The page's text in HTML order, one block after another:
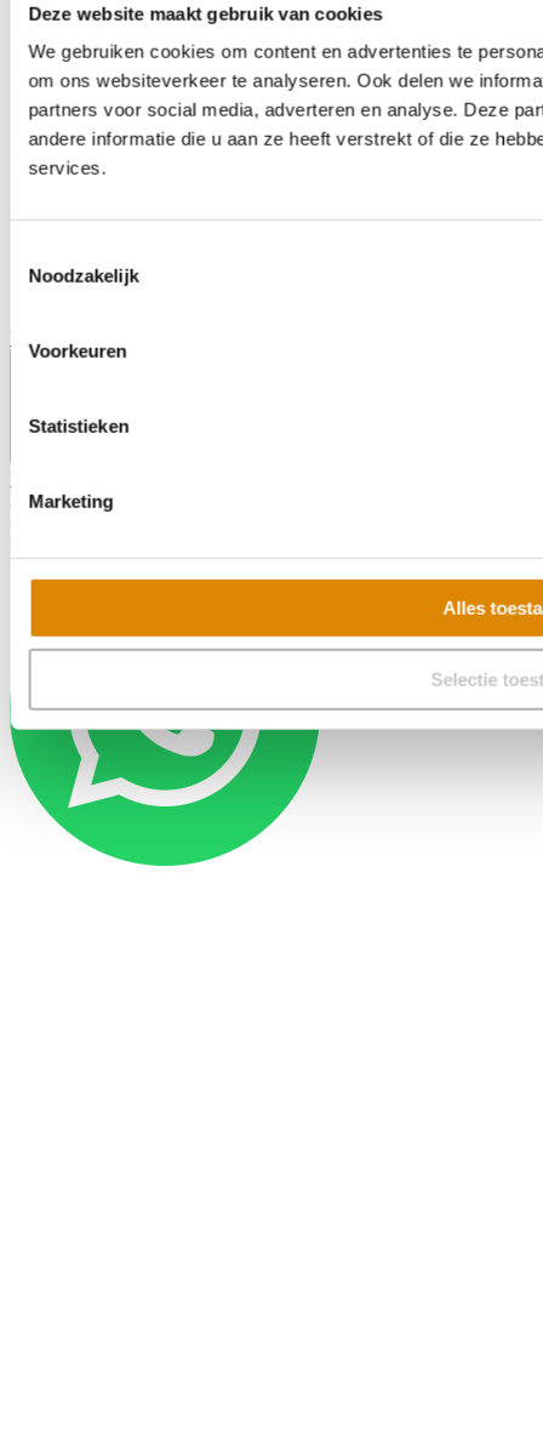
Deze website maakt gebruik van cookies
We gebruiken cookies om content en advertenties te
om ons websiteverkeer te analyseren. Ook delen we
partners voor social media, adverteren en analyse. Deze
andere informatie die u aan ze heeft verstrekt of die ze
services.
Noodzakelijk
Voorkeuren
Statistieken
Marketing
Alles
Selectie
Veelgestelde vragen
Privacy voorwaarden
2026 - Keukenbladenconcurrent
Realisatie: